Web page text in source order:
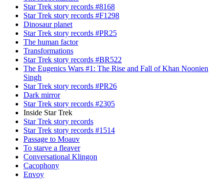
Star Trek story records #8168
Star Trek story records #F1298
Dinosaur planet
Star Trek story records #PR25
The human factor
Transformations
Star Trek story records #BR522
The Eugenics Wars #1: The Rise and Fall of Khan Noonien
Singh
Star Trek story records #PR26
Dark mirror
Star Trek story records #2305
Inside Star Trek
Star Trek story records
Star Trek story records #1514
Passage to Moauv
To starve a fleaver
Conversational Klingon
Cacophony
Envoy